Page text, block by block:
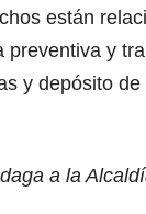
están
y
y depósito
a la